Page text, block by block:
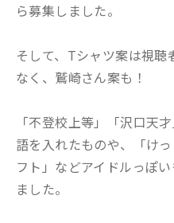
ら募集しました。
そして、Tシャツ案は視
なく、鷲崎さん案も！
「不登校上等」「沢口天
語を入れたものや、「け
フト」などアイドルっぽ
ました。